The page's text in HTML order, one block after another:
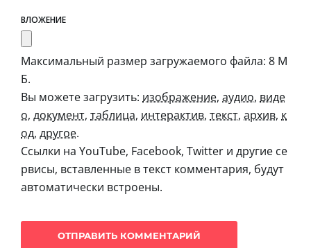
ВЛОЖЕНИЕ
Максимальный размер загружаемого файла: 8 М
Б.
Вы можете загрузить: изображение, аудио, виде
о, документ, таблица, интерактив, текст, архив, к
од, другое.
Ссылки на YouTube, Facebook, Twitter и другие се
рвисы, вставленные в текст комментария, будут
автоматически встроены.